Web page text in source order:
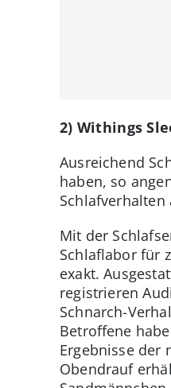
2) Withings
Ausreichend
haben, so
Mit der
Schlaflabor für
exakt.
registrieren
Schnarch-
Betroffene
Ergebnisse der
Obendrauf